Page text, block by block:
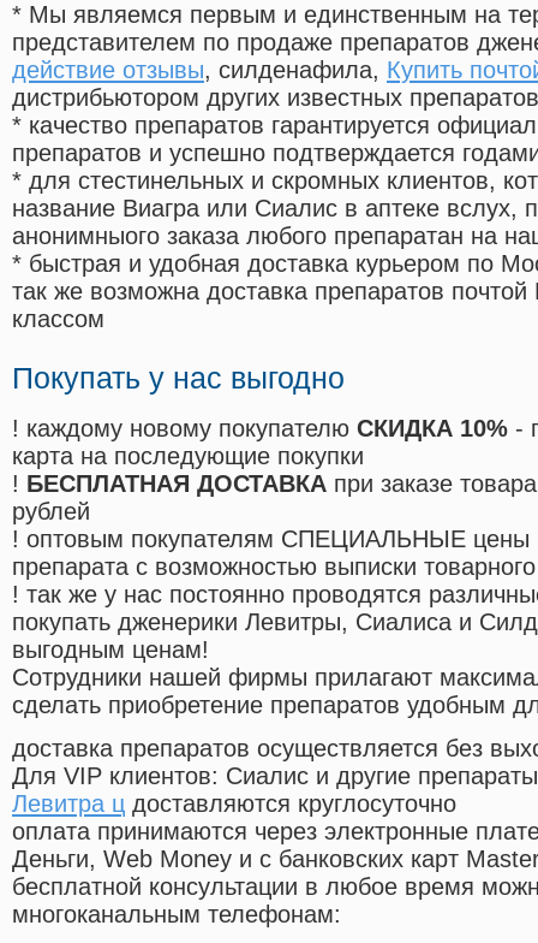
* Мы являемся первым и единственным на
представителем по продаже препаратов
действие отзывы, силденафила, Купить
дистрибьютором других известных препаратов
* качество препаратов гарантируется
препаратов и успешно подтверждается
* для стестинельных и скромных клиентов,
название Виагра или Сиалис в аптеке вслух,
анонимныого заказа любого препаратан на
* быстрая и удобная доставка курьером по
так же возможна доставка препаратов
классом
Покупать у нас выгодно
! каждому новому покупателю СКИДКА 10% -
карта на последующие покупки
! БЕСПЛАТНАЯ ДОСТАВКА при заказе
рублей
! оптовым покупателям СПЕЦИАЛЬНЫЕ цены
препарата с возможностью выписки
! так же у нас постоянно проводятся
покупать дженерики Левитры, Сиалиса и
выгодным ценам!
Cотрудники нашей фирмы прилагают
сделать приобретение препаратов удобным
доставка препаратов осуществляется без
Для VIP клиентов: Сиалис и другие
Левитра ц доставляются круглосуточно
оплата принимаются через электронные
Деньги, Web Money и с банковских карт
бесплатной консультации в любое время
многоканальным телефонам: